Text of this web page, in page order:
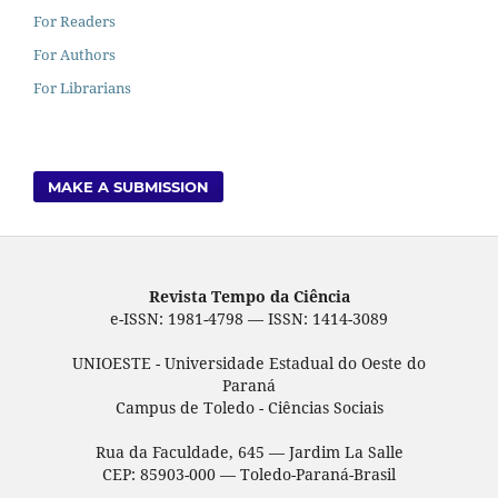
For Readers
For Authors
For Librarians
MAKE A SUBMISSION
Revista Tempo da Ciência
e-ISSN: 1981-4798 — ISSN: 1414-3089
UNIOESTE - Universidade Estadual do Oeste do
Paraná
Campus de Toledo - Ciências Sociais
Rua da Faculdade, 645 — Jardim La Salle
CEP: 85903-000 — Toledo-Paraná-Brasil